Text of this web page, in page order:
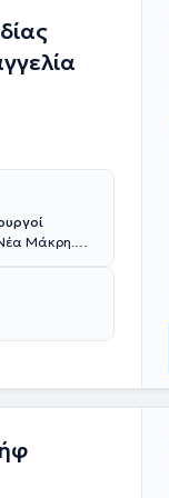
Νέα Μάκρη.
Kέντρου
συμμετείχε